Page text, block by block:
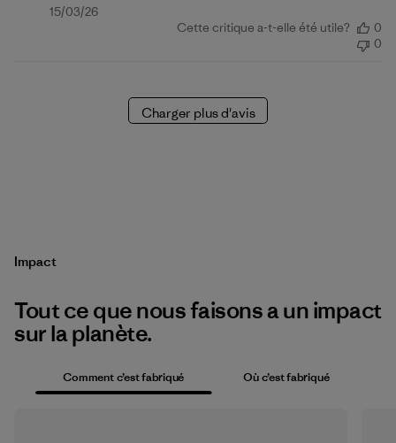
Date
15/03/26
Cette critique a-t-elle été utile?
0
0
Charger plus d'avis
Impact
Tout ce que nous faisons a un impact
sur la planète.
Comment c’est fabriqué Où c’est fabriqué